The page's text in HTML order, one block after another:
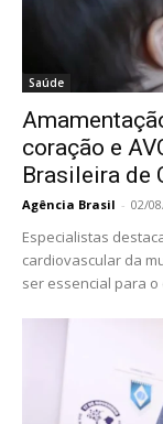
Saúde
coração e
Brasileira de
Agência Brasil - 02/
Especialistas
cardiovascular da
ser essencial para